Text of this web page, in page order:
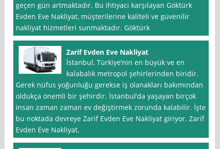
geçen gün artmaktadır. Bu ihtiyacı karşılayan Göktürk
Evden Eve Nakliyat, müşterilerine kaliteli ve güvenilir
nakliyat hizmetleri sunmaktadır. Göktürk
Zarif Evden Eve Nakliyat
İstanbul, Türkiye’nin en büyük ve en
kalabalık metropol şehirlerinden biridir.
Gerek nüfus yoğunluğu gerekse iş olanakları bakımından
oldukça önemli bir şehirdir. İstanbul’da yaşayan birçok
insan zaman zaman ev değiştirmek zorunda kalabilir. İşte
bu noktada devreye Zarif Evden Eve Nakliyat giriyor. Zarif
Evden Eve Nakliyat,